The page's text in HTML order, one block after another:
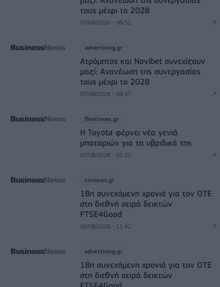
τους μέχρι το 2028
07/08/2026 - 08:52
advertising.gr
Ατρόμητος και Novibet συνεχίζουν
μαζί: Ανανέωση της συνεργασίας
τους μέχρι το 2028
07/08/2026 - 08:47
fleetnews.gr
Η Toyota φέρνει νέα γενιά
μπαταριών για τα υβριδικά της
07/08/2026 - 05:22
csrnews.gr
18η συνεχόμενη χρονιά για τον ΟΤΕ
στη διεθνή σειρά δεικτών
FTSE4Good
06/08/2026 - 11:42
advertising.gr
18η συνεχόμενη χρονιά για τον ΟΤΕ
στη διεθνή σειρά δεικτών